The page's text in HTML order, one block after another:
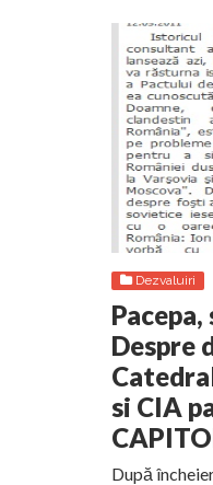
Dezvaluiri
Despre
si CIA
După